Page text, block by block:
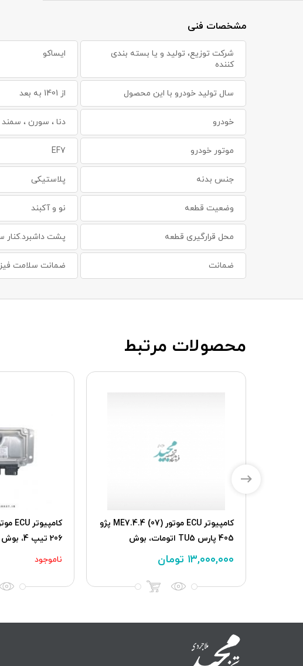
مشخصات فنی
شرکت توزیع، تولید و یا بسته بندی
کننده
ایساکو
سال تولید خودرو با این محصول از 1401 به بعد
خودرو دنا ، سورن ،
موتور خودرو EF7
جنس بدنه پلاستیکی
وضعیت قطعه نو و آکبند
محل قرارگیری قطعه پشت داشبرد.کنار
ضمانت ضمانت سلامت
محصولات مرتبط
کامپیوتر ECU موتور (07) ME7.4.4 پژو
405 پارس TU5 اتومات، بوش
۱۳,۰۰۰,۰۰۰ تومان
206 تیپ 4، بوش
ناموجود